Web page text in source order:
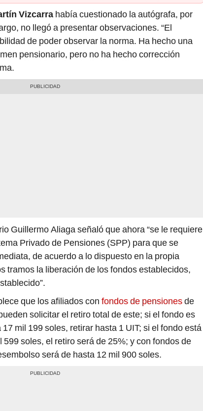
Vizcarra había cuestionado la autógrafa, por
no llegó a presentar observaciones. “El
de poder observar la norma. Ha hecho una
pensionario, pero no ha hecho corrección
Guillermo Aliaga señaló que ahora “se le requiere
Privado de Pensiones (SPP) para que se
de acuerdo a lo dispuesto en la propia
tramos la liberación de los fondos establecidos,
que los afiliados con fondos de pensionesde
solicitar el retiro total de este; si el fondo es
mil 199 soles, retirar hasta 1 UIT; si el fondo está
soles, el retiro será de 25%; y con fondos de
será de hasta 12 mil 900 soles.